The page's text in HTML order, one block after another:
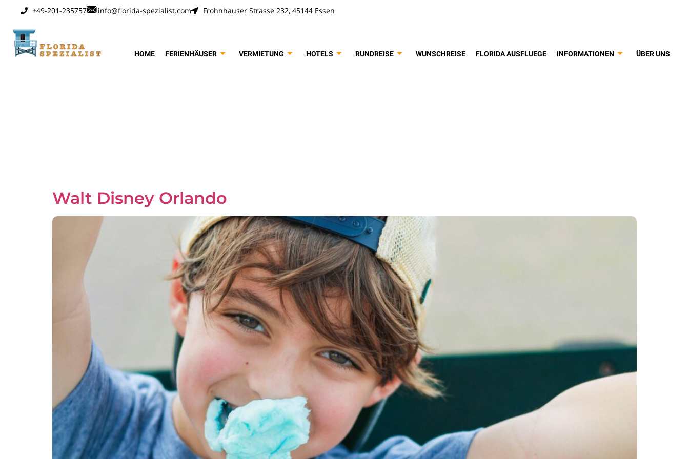
+49-201-235757 info@florida-spezialist.com Frohnhauser Strasse 232, 45144 Essen
HOME FERIENHÄUSER VERMIETUNG HOTELS RUNDREISE WUNSCHREISE FLORIDA AUSFLUEGE INFORMATIONEN ÜBER UNS
Walt Disney Orlando